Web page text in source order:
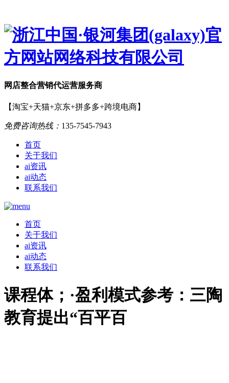
网店整合营销代运营服务商
【淘宝+天猫+京东+拼多多+跨境电商】
免费咨询热线： 135-7545-7943
首页
关于我们
ai资讯
ai动态
联系我们
首页
关于我们
ai资讯
ai动态
联系我们
课程体；·盈利模式参考：三陶
教育提出“百平百